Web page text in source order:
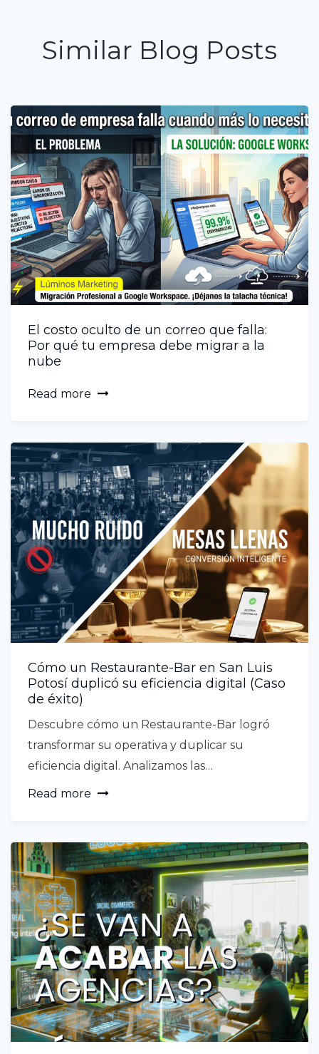
Similar Blog Posts
El costo oculto de un correo que falla:
Por qué tu empresa debe migrar a la
nube
Read more
Cómo un Restaurante-Bar en San Luis
Potosí duplicó su eficiencia digital (Caso
de éxito)
Descubre cómo un Restaurante-Bar logró
transformar su operativa y duplicar su
eficiencia digital. Analizamos las…
Read more